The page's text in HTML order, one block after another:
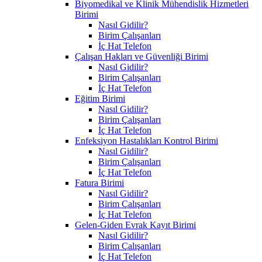
Biyomedikal ve Klinik Mühendislik Hizmetleri
Birimi
Nasıl Gidilir?
Birim Çalışanları
İç Hat Telefon
Çalışan Hakları ve Güvenliği Birimi
Nasıl Gidilir?
Birim Çalışanları
İç Hat Telefon
Eğitim Birimi
Nasıl Gidilir?
Birim Çalışanları
İç Hat Telefon
Enfeksiyon Hastalıkları Kontrol Birimi
Nasıl Gidilir?
Birim Çalışanları
İç Hat Telefon
Fatura Birimi
Nasıl Gidilir?
Birim Çalışanları
İç Hat Telefon
Gelen-Giden Evrak Kayıt Birimi
Nasıl Gidilir?
Birim Çalışanları
İç Hat Telefon